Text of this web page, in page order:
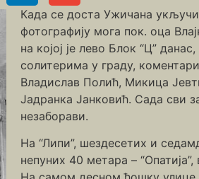
Када се доста Ужичана
фотографију мога пок. оца
на којој је лево Блок “Ц”
солитерима у граду,
Владислав Полић, Микица
Јадранка Јанковић. Сада сви
незаборави.
На “Липи”, шездесетих и
непуних 40 метара –